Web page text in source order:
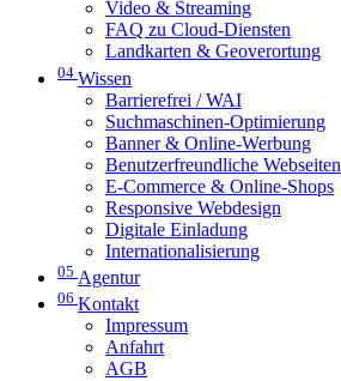
Video & Streaming
FAQ zu Cloud-Diensten
Landkarten & Geoverortung
04 Wissen
Barrierefrei / WAI
Suchmaschinen-Optimierung
Banner & Online-Werbung
Benutzerfreundliche Webseiten
E-Commerce & Online-Shops
Responsive Webdesign
Digitale Einladung
Internationalisierung
05 Agentur
06 Kontakt
Impressum
Anfahrt
AGB